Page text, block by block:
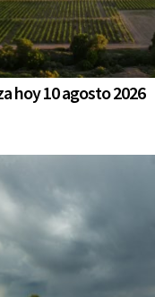
hoy 10 agosto 2026